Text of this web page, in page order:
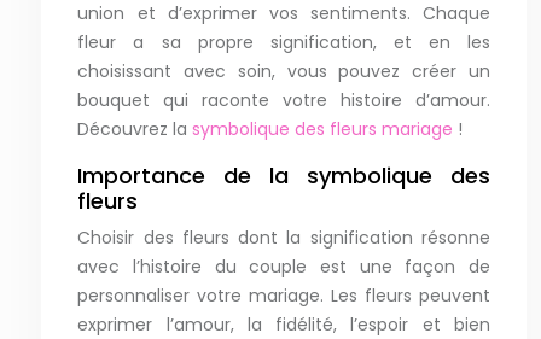
union et d’exprimer vos sentiments. Chaque
fleur a sa propre signification, et en les
choisissant avec soin, vous pouvez créer un
bouquet qui raconte votre histoire d’amour.
Découvrez lasymbolique des fleurs mariage !
Importance de la symbolique des
fleurs
Choisir des fleurs dont la signification résonne
avec l’histoire du couple est une façon de
personnaliser votre mariage. Les fleurs peuvent
exprimer l’amour, la fidélité, l’espoir et bien